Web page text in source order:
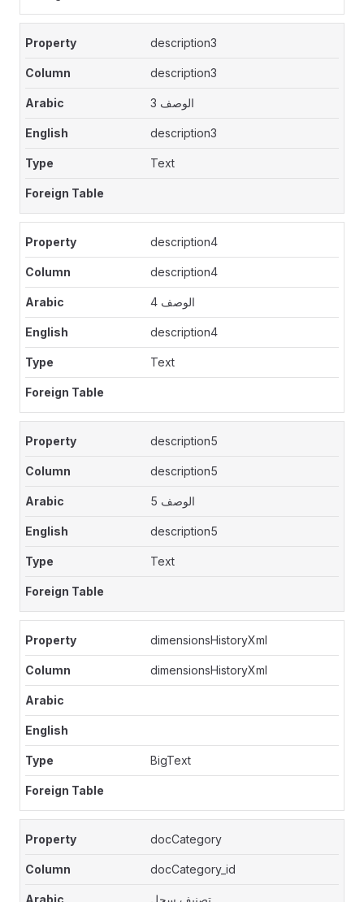
description3
description3
الوصف 3
description3
Text
description4
description4
الوصف 4
description4
Text
description5
description5
الوصف 5
description5
Text
dimensionsHistoryXml
dimensionsHistoryXml
BigText
docCategory
docCategory_id
تصنيف سجل